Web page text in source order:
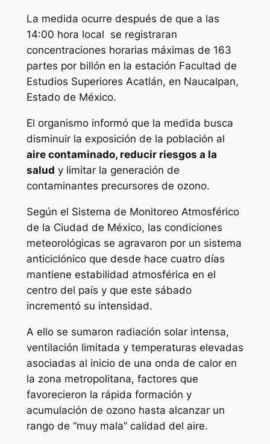
La medida ocurre después de que a las
14:00 hora local se registraran
concentraciones horarias máximas de 163
partes por billón en la estación Facultad de
Estudios Superiores Acatlán, en Naucalpan,
Estado de México.
El organismo informó que la medida busca
disminuir la exposición de la población al
aire contaminado, reducir riesgos a la
salud y limitar la generación de
contaminantes precursores de ozono.
Según el Sistema de Monitoreo Atmosférico
de la Ciudad de México, las condiciones
meteorológicas se agravaron por un sistema
anticiclónico que desde hace cuatro días
mantiene estabilidad atmosférica en el
centro del país y que este sábado
incrementó su intensidad.
A ello se sumaron radiación solar intensa,
ventilación limitada y temperaturas elevadas
asociadas al inicio de una onda de calor en
la zona metropolitana, factores que
favorecieron la rápida formación y
acumulación de ozono hasta alcanzar un
rango de “muy mala” calidad del aire.